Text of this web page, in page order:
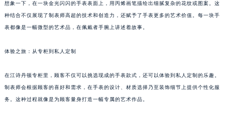
想象一下，在一块金光闪闪的手表表面上，用丙烯画笔描绘出细腻复杂的花纹或图案。这
种结合不仅展现了制表师高超的技术和创造力，还赋予了手表更多的艺术价值。每一块手
表都像是一幅微型的艺术品，在佩戴者手腕上讲述着故事。
体验之旅：从专柜到私人定制
在江诗丹顿专柜里，顾客不仅可以挑选现成的手表款式，还可以体验到私人定制的乐趣。
制表师会根据顾客的喜好和需求，在手表的设计、材质选择乃至装饰细节上提供个性化服
务。这种过程就像是为顾客量身打造一幅专属的艺术作品。